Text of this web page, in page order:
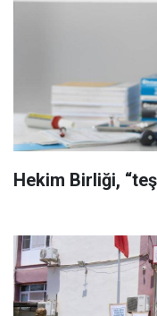
Hekim Birliği,